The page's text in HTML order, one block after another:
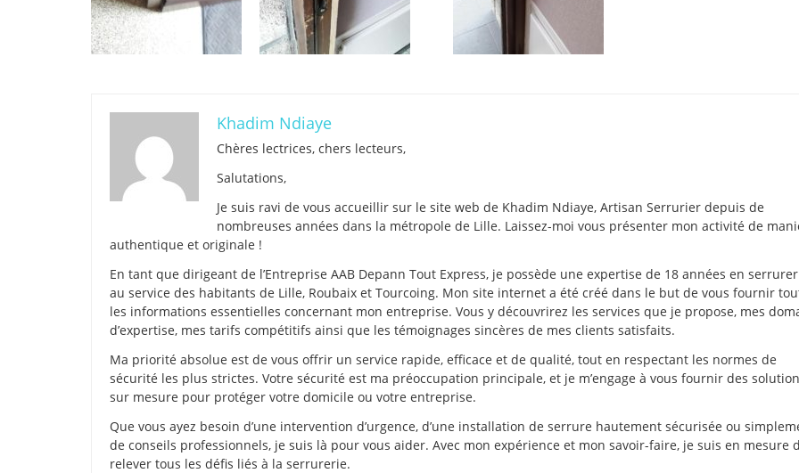
Khadim Ndiaye
Chères lectrices, chers lecteurs,
Salutations,
Je suis ravi de vous accueillir sur le site web de Khadim Ndiaye, Artisan Serrurier depuis de
nombreuses années dans la métropole de Lille. Laissez-moi vous présenter mon activité de
authentique et originale !
En tant que dirigeant de l’Entreprise AAB Depann Tout Express, je possède une expertise de 18 années en
au service des habitants de Lille, Roubaix et Tourcoing. Mon site internet a été créé dans le but de vous fournir
les informations essentielles concernant mon entreprise. Vous y découvrirez les services que je propose, mes
d’expertise, mes tarifs compétitifs ainsi que les témoignages sincères de mes clients satisfaits.
Ma priorité absolue est de vous offrir un service rapide, efficace et de qualité, tout en respectant les normes de
sécurité les plus strictes. Votre sécurité est ma préoccupation principale, et je m’engage à vous fournir des
sur mesure pour protéger votre domicile ou votre entreprise.
Que vous ayez besoin d’une intervention d’urgence, d’une installation de serrure hautement sécurisée ou
de conseils professionnels, je suis là pour vous aider. Avec mon expérience et mon savoir-faire, je suis en mesure
relever tous les défis liés à la serrurerie.